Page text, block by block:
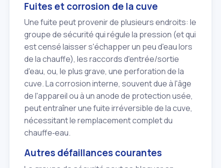
Fuites et corrosion de la cuve
Une fuite peut provenir de plusieurs endroits: le
groupe de sécurité qui régule la pression (et qui
est censé laisser s'échapper un peu d'eau lors
de la chauffe), les raccords d'entrée/sortie
d'eau, ou, le plus grave, une perforation de la
cuve. La corrosion interne, souvent due à l'âge
de l'appareil ou à un anode de protection usée,
peut entraîner une fuite irréversible de la cuve,
nécessitant le remplacement complet du
chauffe‑eau.
Autres défaillances courantes